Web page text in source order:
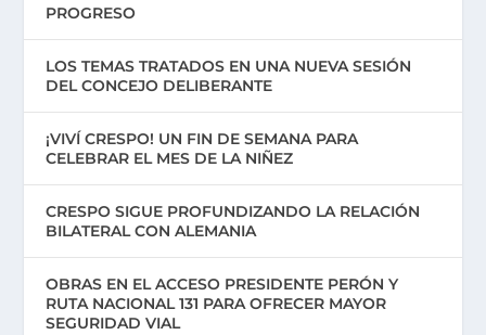
PROGRESO
LOS TEMAS TRATADOS EN UNA NUEVA SESIÓN
DEL CONCEJO DELIBERANTE
¡VIVÍ CRESPO! UN FIN DE SEMANA PARA
CELEBRAR EL MES DE LA NIÑEZ
CRESPO SIGUE PROFUNDIZANDO LA RELACIÓN
BILATERAL CON ALEMANIA
OBRAS EN EL ACCESO PRESIDENTE PERÓN Y
RUTA NACIONAL 131 PARA OFRECER MAYOR
SEGURIDAD VIAL